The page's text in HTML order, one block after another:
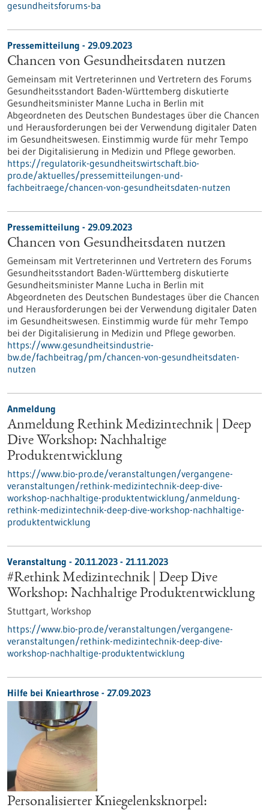
gesundheitsforums-ba
Pressemitteilung - 29.09.2023
Chancen von Gesundheitsdaten nutzen
Gemeinsam mit Vertreterinnen und Vertretern des Forums
Gesundheitsstandort Baden-Württemberg diskutierte
Gesundheitsminister Manne Lucha in Berlin mit
Abgeordneten des Deutschen Bundestages über die Chancen
und Herausforderungen bei der Verwendung digitaler Daten
im Gesundheitswesen. Einstimmig wurde für mehr Tempo
bei der Digitalisierung in Medizin und Pflege geworben.
https://regulatorik-gesundheitswirtschaft.bio-
pro.de/aktuelles/pressemitteilungen-und-
fachbeitraege/chancen-von-gesundheitsdaten-nutzen
Pressemitteilung - 29.09.2023
Chancen von Gesundheitsdaten nutzen
Gemeinsam mit Vertreterinnen und Vertretern des Forums
Gesundheitsstandort Baden-Württemberg diskutierte
Gesundheitsminister Manne Lucha in Berlin mit
Abgeordneten des Deutschen Bundestages über die Chancen
und Herausforderungen bei der Verwendung digitaler Daten
im Gesundheitswesen. Einstimmig wurde für mehr Tempo
bei der Digitalisierung in Medizin und Pflege geworben.
https://www.gesundheitsindustrie-
bw.de/fachbeitrag/pm/chancen-von-gesundheitsdaten-
nutzen
Anmeldung
Anmeldung Rethink Medizintechnik | Deep
Dive Workshop: Nachhaltige
Produktentwicklung
https://www.bio-pro.de/veranstaltungen/vergangene-
veranstaltungen/rethink-medizintechnik-deep-dive-
workshop-nachhaltige-produktentwicklung/anmeldung-
rethink-medizintechnik-deep-dive-workshop-nachhaltige-
produktentwicklung
Veranstaltung - 20.11.2023 - 21.11.2023
#Rethink Medizintechnik | Deep Dive
Workshop: Nachhaltige Produktentwicklung
Stuttgart, Workshop
https://www.bio-pro.de/veranstaltungen/vergangene-
veranstaltungen/rethink-medizintechnik-deep-dive-
workshop-nachhaltige-produktentwicklung
Hilfe bei Kniearthrose - 27.09.2023
Personalisierter Kniegelenksknorpel: